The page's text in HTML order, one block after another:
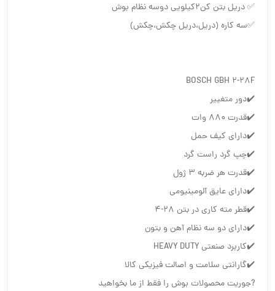
✅ دریل بتن کن۲کیلویی دوسه نظام بوش
✅سه کاره (دریل،دریل چکش،چکش)
BOSCH GBH 2-28F
✔️دور متغییر
✔️قدرت ۸۸۰ وات
✔️دارای کیف حمل
✔️چپ گرد راست گرد
✔️قدرت هر ضربه ۳ ژول
✔️دارای عایق آلومینیومی
✔️قطر مته کاری در بتن ۲۸-۴
✔️دارای دو سه نظام آهن و بتون
✔️کاربرد صنعتی HEAVY DUTY
✔️گارانتی سلامت و اصالت فیزیکی کالا
?جوریت محصولات بوش را فقط از ما بخواهید